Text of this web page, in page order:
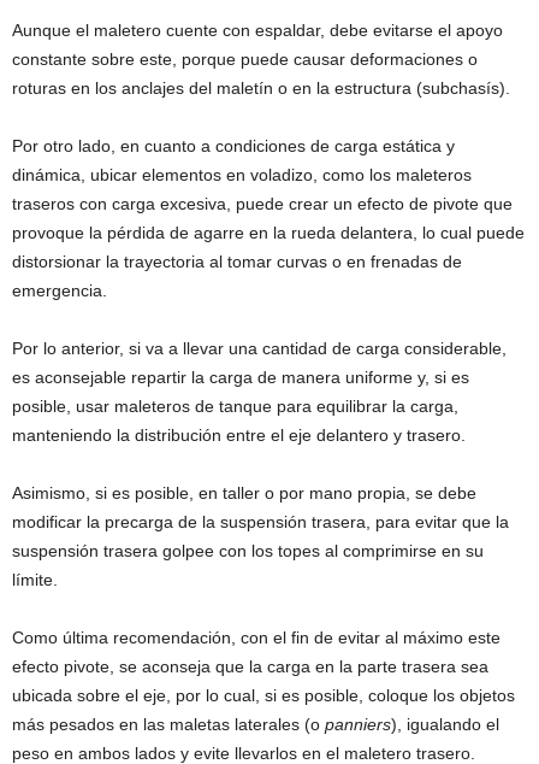
Aunque el maletero cuente con espaldar, debe evitarse el apoyo
constante sobre este, porque puede causar deformaciones o
roturas en los anclajes del maletín o en la estructura (subchasís).
Por otro lado, en cuanto a condiciones de carga estática y
dinámica, ubicar elementos en voladizo, como los maleteros
traseros con carga excesiva, puede crear un efecto de pivote que
provoque la pérdida de agarre en la rueda delantera, lo cual puede
distorsionar la trayectoria al tomar curvas o en frenadas de
emergencia.
Por lo anterior, si va a llevar una cantidad de carga considerable,
es aconsejable repartir la carga de manera uniforme y, si es
posible, usar maleteros de tanque para equilibrar la carga,
manteniendo la distribución entre el eje delantero y trasero.
Asimismo, si es posible, en taller o por mano propia, se debe
modificar la precarga de la suspensión trasera, para evitar que la
suspensión trasera golpee con los topes al comprimirse en su
límite.
Como última recomendación, con el fin de evitar al máximo este
efecto pivote, se aconseja que la carga en la parte trasera sea
ubicada sobre el eje, por lo cual, si es posible, coloque los objetos
más pesados en las maletas laterales (o panniers), igualando el
peso en ambos lados y evite llevarlos en el maletero trasero.